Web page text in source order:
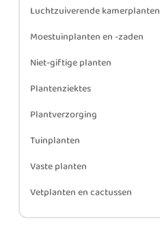
Luchtzuiverende kamerplanten
Moestuinplanten en -zaden
Niet-giftige planten
Plantenziektes
Plantverzorging
Tuinplanten
Vaste planten
Vetplanten en cactussen